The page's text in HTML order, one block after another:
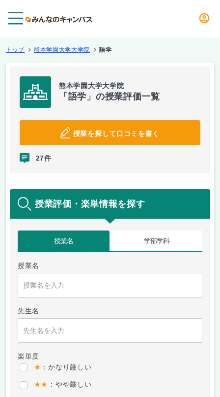
トップ 熊本学園大学大学院 語学
熊本学園大学大学院
「語学」の授業評価一覧
授業を探して口コミを書く
27件
授業評価・楽単情報を探す
授業名 学部学科
授業名
先生名
楽単度
★ ：かなり厳しい
★★ ：やや厳しい